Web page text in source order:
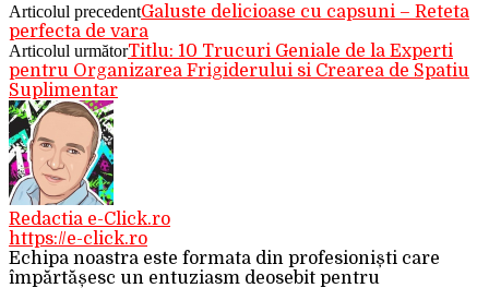
Articolul precedentGaluste delicioase cu capsuni – Reteta
perfecta de vara
Articolul următorTitlu: 10 Trucuri Geniale de la Experti
pentru Organizarea Frigiderului si Crearea de Spatiu
Suplimentar
Redactia e-Click.ro
https://e-click.ro
Echipa noastra este formata din profesioniști care
împărtășesc un entuziasm deosebit pentru